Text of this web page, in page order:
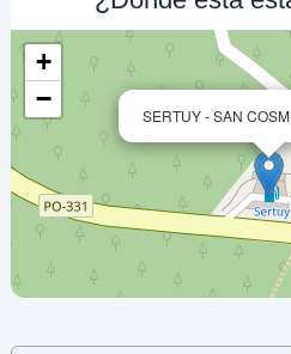
MOEVE
a 4.21 Km
Autovia A-55 Km. 10
TAMEIGA (SAN MARTIÑO),
36311
MOEVE
a 4.25 Km
SERTUY - SAN
+
−